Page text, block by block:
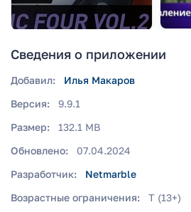
Сведения о приложении
Добавил:
Илья Макаров
Версия:
9.9.1
Размер:
132.1 MB
Обновлено:
07.04.2024
Разработчик:
Netmarble
Возрастные ограничения:
T (13+)